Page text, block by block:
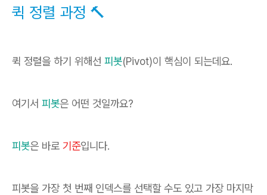
퀵 정렬 과정 🔨
퀵 정렬을 하기 위해선 피봇(Pivot)이 핵심이 되는데요.
여기서 피봇은 어떤 것일까요?
피봇은 바로 기준입니다.
피봇을 가장 첫 번째 인덱스를 선택할 수도 있고 가장 마지막